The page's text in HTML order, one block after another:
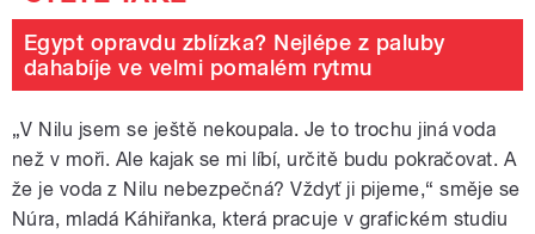
Egypt opravdu zblízka? Nejlépe z paluby
dahabíje ve velmi pomalém rytmu
„V Nilu jsem se ještě nekoupala. Je to trochu jiná voda
než v moři. Ale kajak se mi líbí, určitě budu pokračovat. A
že je voda z Nilu nebezpečná? Vždyť ji pijeme,“ směje se
Núra, mladá Káhiřanka, která pracuje v grafickém studiu